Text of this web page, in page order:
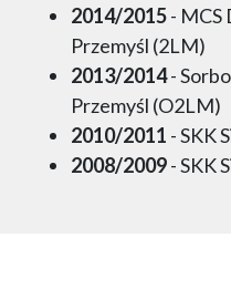
2014/2015- MCS
Przemyśl (2LM)
2013/2014-
Przemyśl (O2LM)
2010/2011 - SKK
2008/2009- SKK